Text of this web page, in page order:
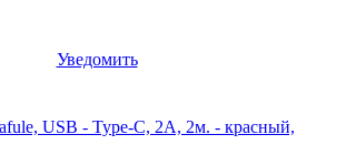
Уведомить